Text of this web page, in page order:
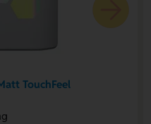
TouchFeel